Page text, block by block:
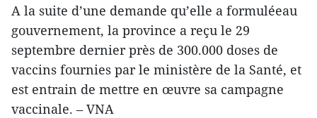
A la suite d’une demande qu’elle a formuléeau
gouvernement, la province a reçu le 29
septembre dernier près de 300.000 doses de
vaccins fournies par le ministère de la Santé, et
est entrain de mettre en œuvre sa campagne
vaccinale. – VNA